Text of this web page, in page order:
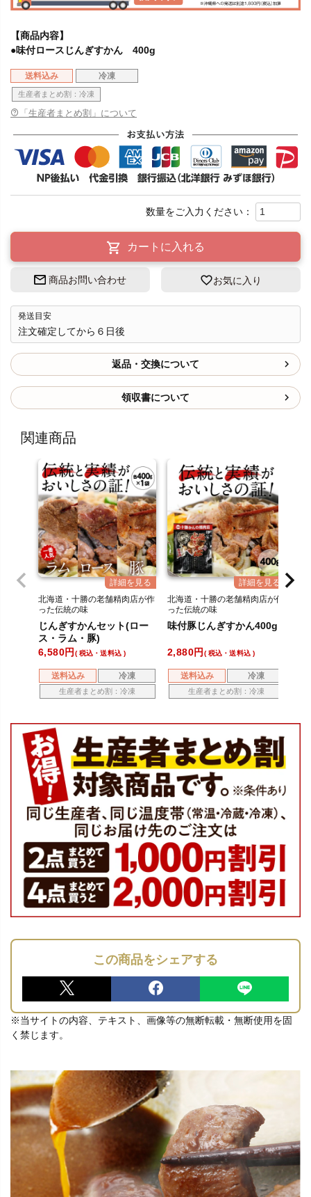
【商品内容】
●味付ロースじんぎすかん 400g
送料込み 冷凍
生産者まとめ割：冷凍
「生産者まとめ割」について
カートに入れる
商品お問い合わせ お気に入り
発送目安
注文確定してから６日後
返品・交換について
領収書について
関連商品
北海道・十勝の老舗精肉店が作
った伝統の味
三種の絶品ジンギスカン！
じんぎすかんセット(ロー
ス・ラム・豚)
送料込み 冷凍
生産者まとめ割：冷凍
6,580 税込・送料込
北海道・十勝の老舗精肉店が作
った伝統の味
秘伝のタレで作った豚肉ジンギ
スカン！
味付豚じんぎすかん400g
送料込み 冷凍
生産者まとめ割：冷凍
2,880 税込・送料込
この商品をシェアする
※当サイトの内容、テキスト、画像等の無断転載・無断使用を固
く禁じます。